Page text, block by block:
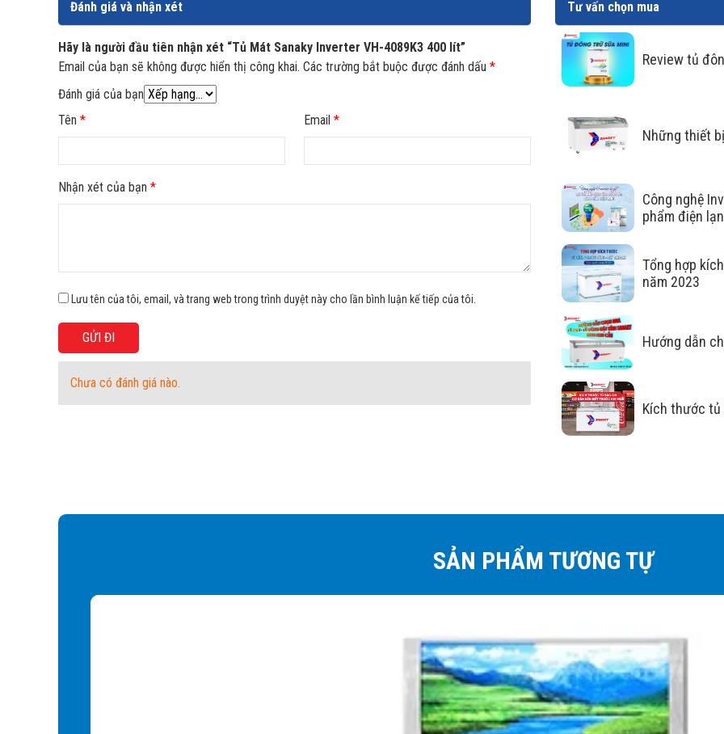
Thiết kế 1 cánh cửa kính mở phù hợp với nhiều không gian nhỏ
Tủ Mát Sanaky Inverter VH-4089K3 được thiết kế với 1 cánh cửa kính mở trong suốt tinh tế, nhỏ gọn và không
mình thì đây là sự lựa chọn phù hợp cho các cửa hàng tạp hóa, cửa hàng tiện lợi và quán nước gia đình.
Đánh giá và nhận xét
Hãy là người đầu tiên nhận xét “Tủ Mát Sanaky Inverter VH-4089K3 400 lít”
Email của bạn sẽ không được hiển thị công khai. Các trường bắt buộc được đánh dấu *
Đánh giá của bạn
Nhận xét của bạn *
Tên * Email*
Lưu tên của tôi, email, và trang web trong trình duyệt này cho lần bình luận kế tiếp của tôi.
Chưa có đánh giá nào.
Tư vấn chọn mua
Review tủ
Những thiết
Công nghệ
phẩm điện
Tổng hợp
năm 2023
Hướng dẫn
Kích thước tủ
SẢN PHẨM TƯƠNG TỰ